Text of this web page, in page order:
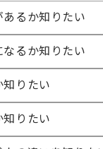
るか知りたい
るか知りたい
りたい
知りたい